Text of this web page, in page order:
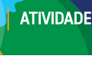
ATIVIDADE